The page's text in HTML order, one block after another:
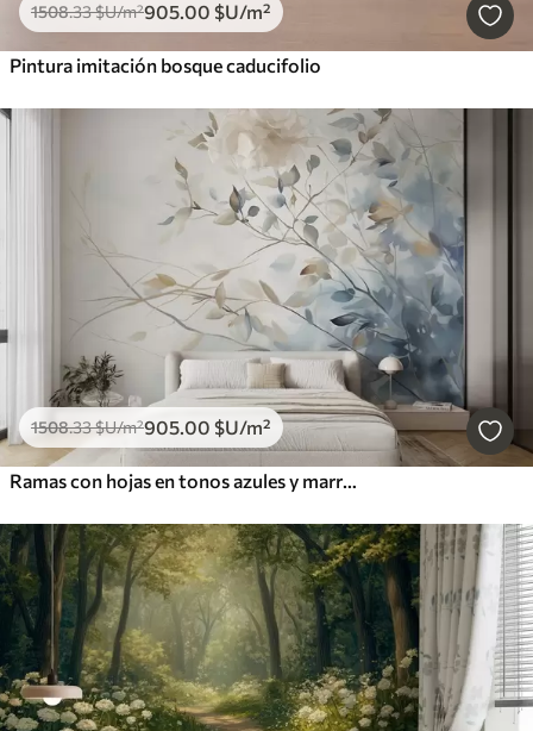
1508.33$U/m²905 .00 $U/m²
Pintura imitación bosque caducifolio
1508.33$U/m²905.00 $U/m²
Ramas con hojas en tonos azules y marrones, fondo claro, suave y delicado, estilo acuarela